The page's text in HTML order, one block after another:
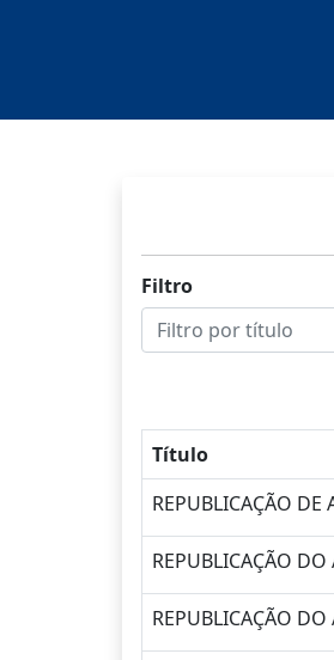
Filtro
Título
REPUBLICAÇÃO
REPUBLICAÇÃO
REPUBLICAÇÃO